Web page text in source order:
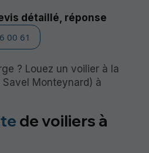
détaillé, réponse
00 61
? Louez un voilier à la
Savel Monteynard) à
de voiliers à